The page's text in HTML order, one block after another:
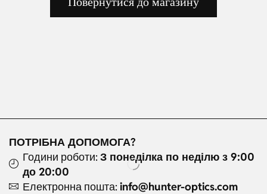
ПОТРІБНА ДОПОМОГА?
Години роботи: З понеділка по неділю з 9:00
до 20:00
Електронна пошта: info@hunter-optics.com